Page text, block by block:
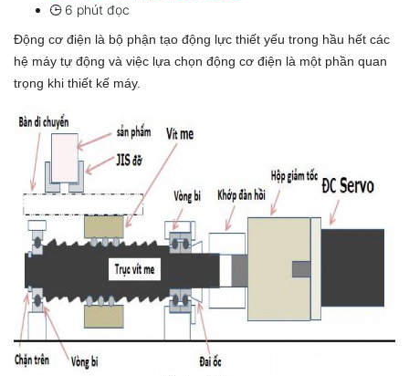
6 phút đọc
Động cơ điện là bộ phận tạo động lực thiết yếu trong hầu hết các
hệ máy tự động và việc lựa chọn động cơ điện là một phần quan
trọng khi thiết kế máy.